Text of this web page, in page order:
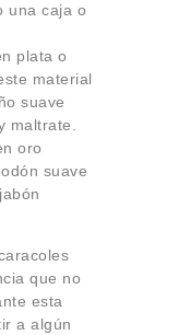
una caja o
plata o
material
suave
maltrate.
oro
suave
que no
esta
a algún